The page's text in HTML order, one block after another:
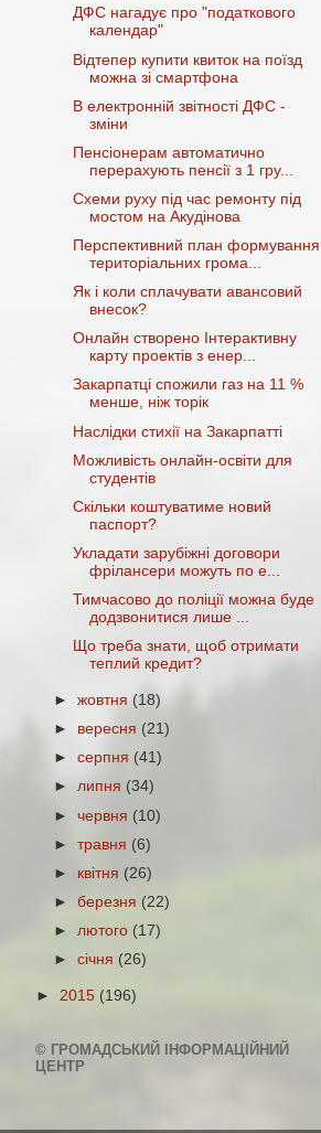
ДФС нагадує про "податкового
календар"
Відтепер купити квиток на поїзд
можна зі смартфона
В електронній звітності ДФС -
зміни
Пенсіонерам автоматично
перерахують пенсії з 1 гру...
Схеми руху під час ремонту під
мостом на Акудінова
Перспективний план формування
територіальних грома...
Як і коли сплачувати авансовий
внесок?
Онлайн створено Інтерактивну
карту проектів з енер...
Закарпатці спожили газ на 11 %
менше, ніж торік
Наслідки стихії на Закарпатті
Можливість онлайн-освіти для
студентів
Скільки коштуватиме новий
паспорт?
Укладати зарубіжні договори
фрілансери можуть по e...
Тимчасово до поліції можна буде
додзвонитися лише ...
Що треба знати, щоб отримати
теплий кредит?
►жовтня(18)
► вересня (21)
►серпня (41)
►липня (34)
►червня (10)
►травня (6)
► квітня (26)
►березня (22)
►лютого (17)
►січня (26)
► 2015 (196)
© ГРОМАДСЬКИЙ ІНФОРМАЦІЙНИЙ
ЦЕНТР